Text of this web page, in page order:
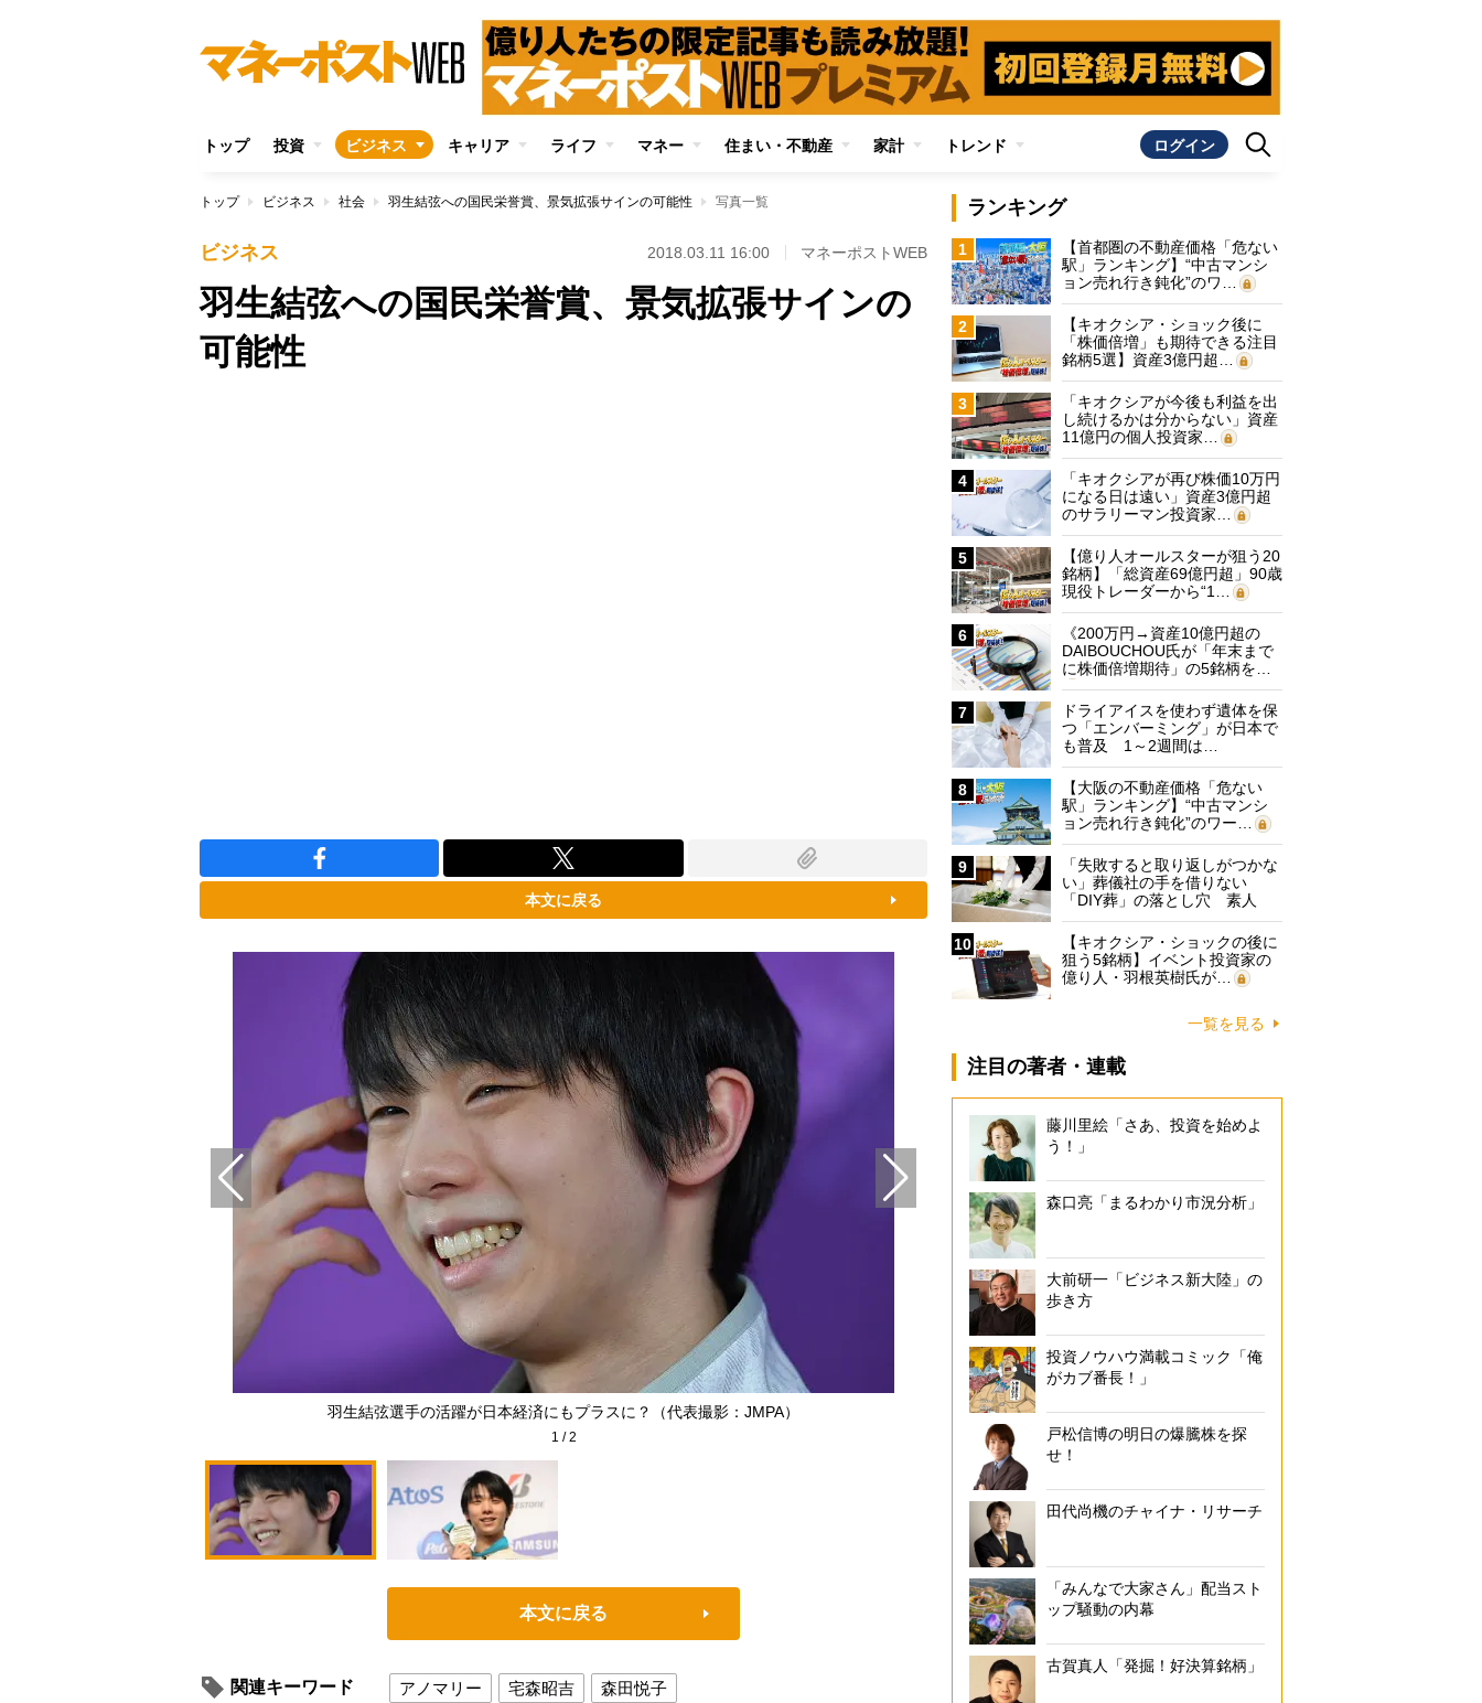
トップ 投資 ビジネス キャリア ライフ マネー 住まい・不動産 家計 トレンド ログイン
トップ ビジネス 社会 羽生結弦への国民栄誉賞、景気拡張サインの可能性 写真一覧
ビジネス 2018.03.11 16:00 マネーポストWEB
羽生結弦への国民栄誉賞、景気拡張サインの
可能性
本文に戻る
羽生結弦選手の活躍が日本経済にもプラスに？（代表撮影：JMPA） 五輪での金メダルは景気にプラスの影響を及ぼしやすい（代表撮
1 /2
本文に戻る
関連キーワード アノマリー 宅森昭吉 森田悦子
ランキング
1
【首都圏の不動産価格「危ない
駅」ランキング】“中古マンシ
ョン売れ行き鈍化”のワ…
2
【キオクシア・ショック後に
「株価倍増」も期待できる注目
銘柄5選】資産3億円超…
3
「キオクシアが今後も利益を出
し続けるかは分からない」資産
11億円の個人投資家…
4
「キオクシアが再び株価10万円
になる日は遠い」資産3億円超
のサラリーマン投資家…
5
【億り人オールスターが狙う20
銘柄】「総資産69億円超」90歳
現役トレーダーから“1…
6
《200万円→資産10億円超の
DAIBOUCHOU氏が「年末まで
に株価倍増期待」の5銘柄を…
7
ドライアイスを使わず遺体を保
つ「エンバーミング」が日本で
も普及 1～2週間は…
8
【大阪の不動産価格「危ない
駅」ランキング】“中古マンシ
ョン売れ行き鈍化”のワー…
9
「失敗すると取り返しがつかな
い」葬儀社の手を借りない
「DIY葬」の落とし穴 素人
に…
10
【キオクシア・ショックの後に
狙う5銘柄】イベント投資家の
億り人・羽根英樹氏が…
一覧を見る
注目の著者・連載
藤川里絵「さあ、投資を始めよ
う！」
森口亮「まるわかり市況分析」
大前研一「ビジネス新大陸」の
歩き方
投資ノウハウ満載コミック「俺
がカブ番長！」
戸松信博の明日の爆騰株を探
せ！
田代尚機のチャイナ・リサーチ
「みんなで大家さん」配当スト
ップ騒動の内幕
古賀真人「発掘！好決算銘柄」